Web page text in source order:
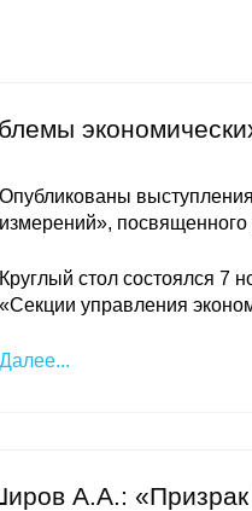
Опубликованы
измерений», посвященного
Круглый стол состоялся 7
«Секции управления
Далее...
А.А.: «Призрак